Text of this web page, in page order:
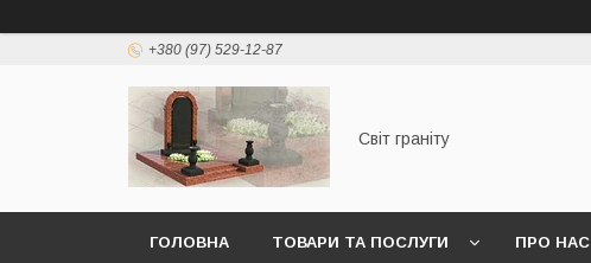
+380 (97) 529-12-87
Світ граніту
ГОЛОВНА ТОВАРИ ТА ПОСЛУГИ ПРО НАС